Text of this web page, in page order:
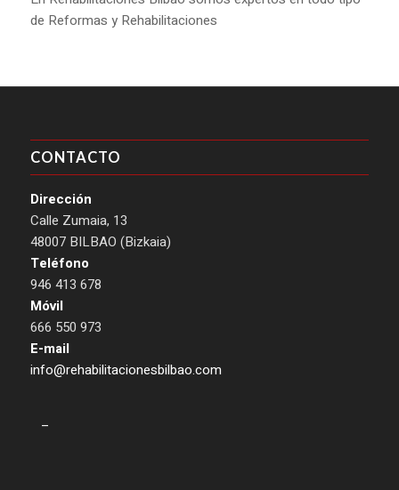
de Reformas y Rehabilitaciones
CONTACTO
Dirección
Calle Zumaia, 13
48007 BILBAO (Bizkaia)
Teléfono
946 413 678
Móvil
666 550 973
E-mail
info@rehabilitacionesbilbao.com
–